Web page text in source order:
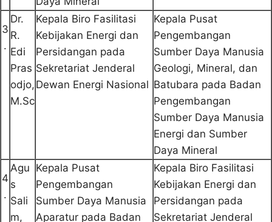
3
.
Dr.
R.
Edi
Pras
odjo,
M.Sc
Kepala Biro Fasilitasi
Kebijakan Energi dan
Persidangan pada
Sekretariat Jenderal
Dewan Energi Nasional
Kepala Pusat
Pengembangan
Sumber Daya Manusia
Geologi, Mineral, dan
Batubara pada Badan
Pengembangan
Sumber Daya Manusia
Energi dan Sumber
Daya Mineral
4
.
Agu
s
Sali
m,
Kepala Pusat
Pengembangan
Sumber Daya Manusia
Aparatur pada Badan
Kepala Biro Fasilitasi
Kebijakan Energi dan
Persidangan pada
Sekretariat Jenderal